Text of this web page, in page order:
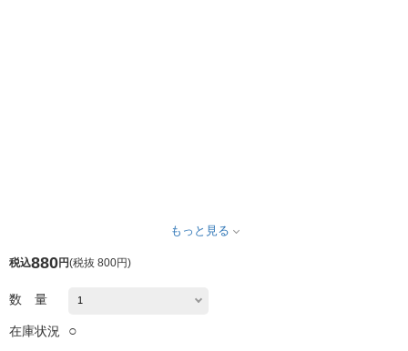
もっと見る
税込880円(税抜 800円)
数 量
在庫状況 ○